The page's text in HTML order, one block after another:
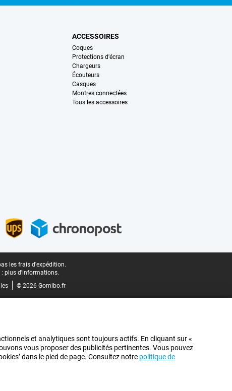
ACCESSOIRES
Coques
Protections d'écran
Chargeurs
Écouteurs
Casques
Montres connectées
Tous les accessoires
les frais d'expédition.
plus d'informations.
© 2026 Gomibo.fr
et analytiques sont toujours actifs. En cliquant sur «
vous proposer des publicités pertinentes. Vous pouvez
dans le pied de page. Consultez notre politique de